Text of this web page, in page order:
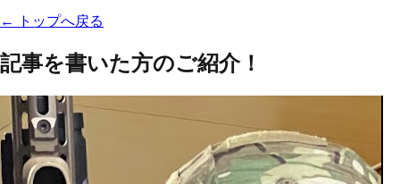
← トップへ戻る
記事を書いた方のご紹介！